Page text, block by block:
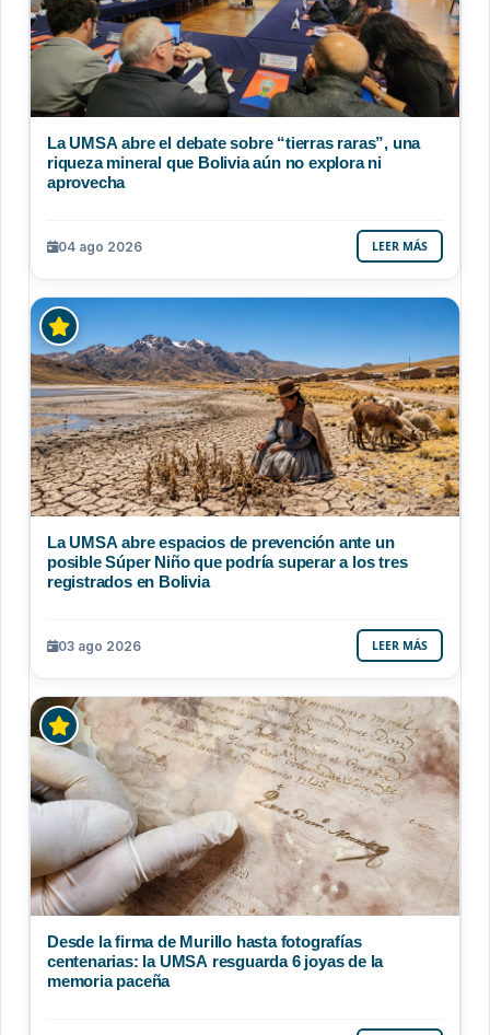
La UMSA abre el debate sobre “tierras raras”, una
riqueza mineral que Bolivia aún no explora ni
aprovecha
04 ago 2026 LEER MÁS
La UMSA abre espacios de prevención ante un
posible Súper Niño que podría superar a los tres
registrados en Bolivia
03 ago 2026 LEER MÁS
Desde la firma de Murillo hasta fotografías
centenarias: la UMSA resguarda 6 joyas de la
memoria paceña